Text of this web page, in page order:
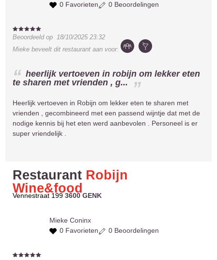
0 Favorieten
0 Beoordelingen
Beoordeeld op18/10/2025 23:32
Mieke beveelt dit restaurant aan voor:
heerlijk vertoeven in robijn om lekker eten
te sharen met vrienden , g...
Heerlijk vertoeven in Robijn om lekker eten te sharen met
vrienden , gecombineerd met een passend wijntje dat met de
nodige kennis bij het eten werd aanbevolen . Personeel is er
super vriendelijk .
Restaurant Robijn
Wine&food
Vennestraat 1993600 GENK
Mieke Coninx
0 Favorieten
0 Beoordelingen